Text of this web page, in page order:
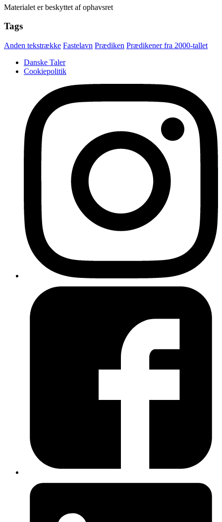
Materialet er beskyttet af ophavsret
Tags
Anden tekstrække Fastelavn Prædiken Prædikener fra 2000-tallet
Danske Taler
Cookiepolitik